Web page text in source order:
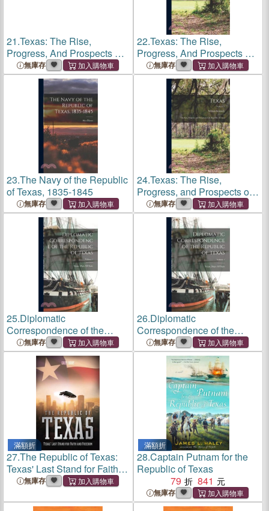
21.Texas: The Rise,
Progress, And Prospects Of
The Republic Of Texas
無庫存
22.Texas: The Rise,
Progress, And Prospects Of
The Republic Of Texas
無庫存
23.The Navy of the Republic
of Texas, 1835-1845
無庫存
24.Texas: The Rise,
Progress, and Prospects of
the Republic of Texas;
Volume 1
無庫存
25.Diplomatic
Correspondence of the
Republic of Texas; Volume 1
無庫存
26.Diplomatic
Correspondence of the
Republic of Texas; Volume 1
無庫存
滿額折
27.The Republic of Texas:
Texas' Last Stand for Faith
and Freedom
無庫存
滿額折
28.Captain Putnam for the
Republic of Texas
79
841
無庫存